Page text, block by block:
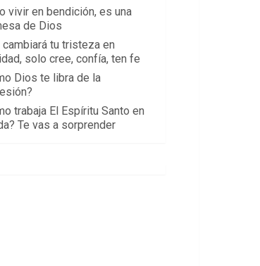
vivir en bendición, es una
de Dios
tu tristeza en
solo cree, confía, ten fe
Dios te libra de la
trabaja El Espíritu Santo en
Te vas a sorprender